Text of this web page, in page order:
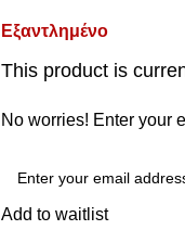
Εξαντλημένο
This product is
No worries! Enter your
Add to waitlist